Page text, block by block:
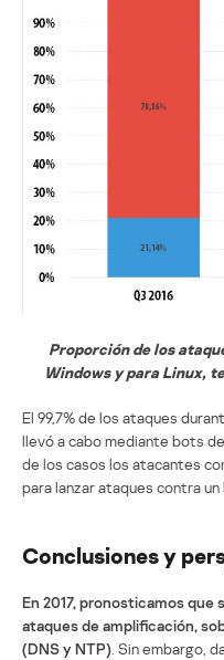
Proporción de los
Windows y para Linux,
El 99,7% de los ataques
llevó a cabo mediante bots
de los casos los atacantes
para lanzar ataques contra un
Conclusiones y
En 2017, pronosticamos
ataques de amplificación,
(DNS y NTP) . Sin embargo,